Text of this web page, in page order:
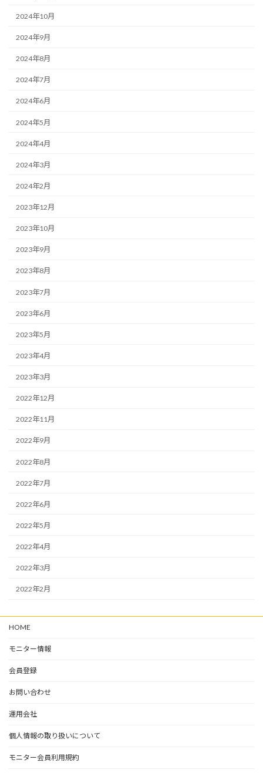
2024年10月
2024年9月
2024年8月
2024年7月
2024年6月
2024年5月
2024年4月
2024年3月
2024年2月
2023年12月
2023年10月
2023年9月
2023年8月
2023年7月
2023年6月
2023年5月
2023年4月
2023年3月
2022年12月
2022年11月
2022年9月
2022年8月
2022年7月
2022年6月
2022年5月
2022年4月
2022年3月
2022年2月
HOME
モニター情報
会員登録
お問い合わせ
運用会社
個人情報の取り扱いについて
モニター会員利用規約